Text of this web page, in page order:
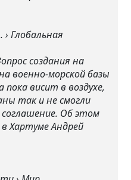
› Глобальная
создания на
военно-морской базы
пока висит в воздухе,
так и не смогли
Об этом
Хартуме Андрей